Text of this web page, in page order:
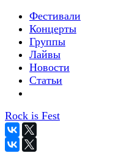
Фестивали
Концерты
Группы
Лайвы
Новости
Статьи
Rock is Fest